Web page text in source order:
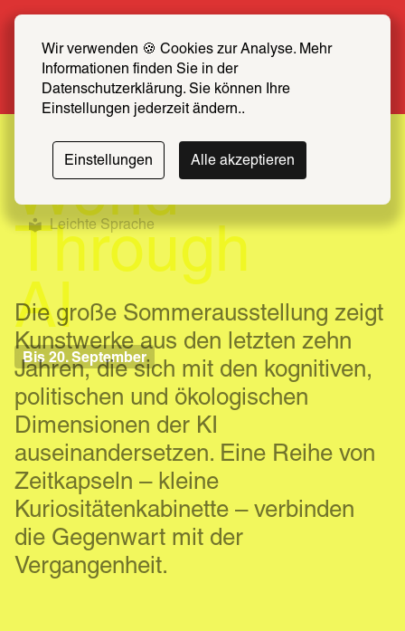
Wir verwenden 🍪 Cookies zur Analyse. Mehr
Informationen finden Sie in der
Datenschutzerklärung. Sie können Ihre
Einstellungen jederzeit ändern..
Einstellungen Alle akzeptieren
SCHIRN FREUND*IN werden
Mehr erfahren
The
World
Through
AI
Bis 20. September
Leichte Sprache
Die große Sommerausstellung zeigt
Kunstwerke aus den letzten zehn
Jahren, die sich mit den kognitiven,
politischen und ökologischen
Dimensionen der KI
auseinandersetzen. Eine Reihe von
Zeitkapseln – kleine
Kuriositätenkabinette – verbinden
die Gegenwart mit der
Vergangenheit.